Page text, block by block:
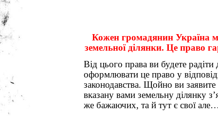
Кожен громадянин Україна
земельної ділянки. Це право
Від цього права ви будете
оформлювати це право у
законодавства. Щойно ви
вказану вами земельну ділянку
же бажаючих, та й тут є свої